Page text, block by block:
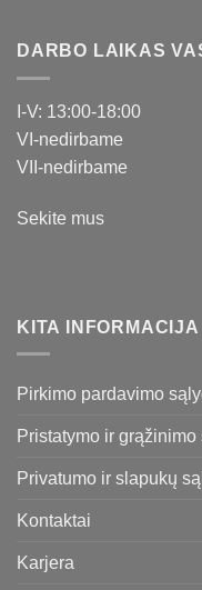
DARBO LAIKAS
I-V: 13:00-18:00
VI-nedirbame
VII-nedirbame
Sekite mus
KITA INFORMACIJA
Pirkimo pardavimo
Pristatymo ir
Privatumo ir slapukų
Kontaktai
Karjera